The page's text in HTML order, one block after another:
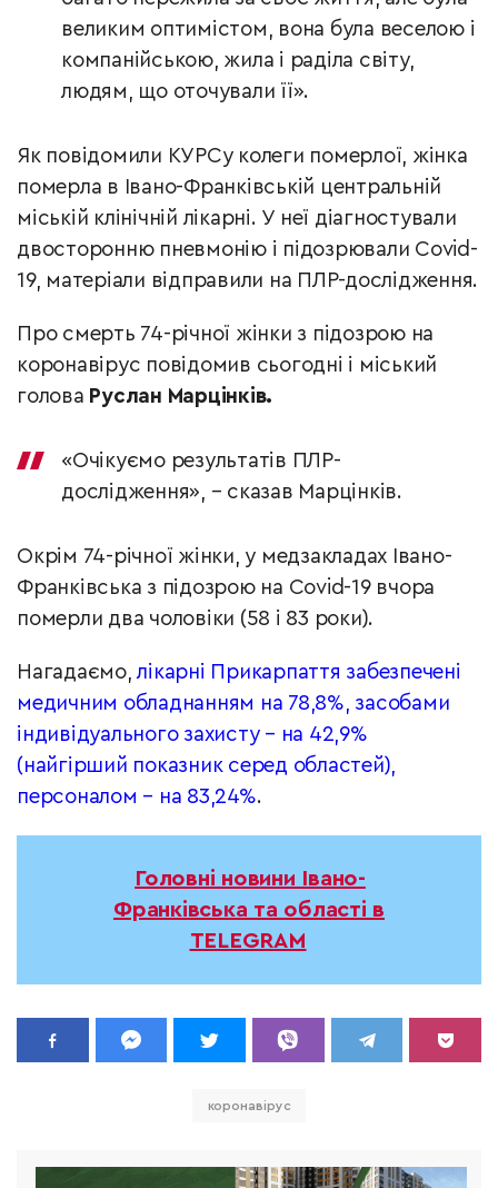
великим оптимістом, вона була веселою і
компанійською, жила і раділа світу,
людям, що оточували її».
Як повідомили КУРСу колеги померлої, жінка
померла в Івано-Франківській центральній
міській клінічній лікарні. У неї діагностували
двосторонню пневмонію і підозрювали Covid-
19, матеріали відправили на ПЛР-дослідження.
Про смерть 74-річної жінки з підозрою на
коронавірус повідомив сьогодні і міський
голова Руслан Марцінків.
«Очікуємо результатів ПЛР-
дослідження», – сказав Марцінків.
Окрім 74-річної жінки, у медзакладах Івано-
Франківська з підозрою на Covid-19 вчора
померли два чоловіки (58 і 83 роки).
Нагадаємо,лікарні Прикарпаття забезпечені
медичним обладнанням на 78,8%, засобами
індивідуального захисту – на 42,9%
(найгірший показник серед областей),
персоналом – на 83,24%.
Головні новини Івано-
Франківська та області в
TELEGRAM
коронавірус